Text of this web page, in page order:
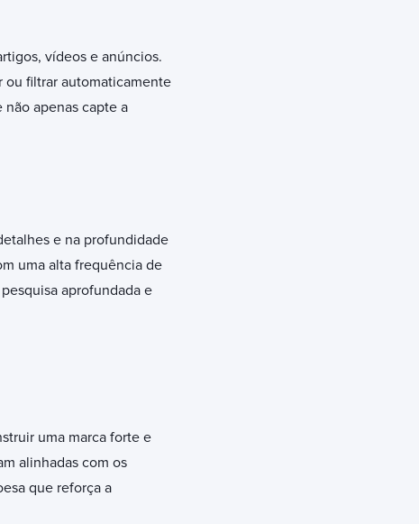
vídeos e anúncios.
ou filtrar automaticamente
apenas capte a
e na profundidade
uma alta frequência de
aprofundada e
uma marca forte e
alinhadas com os
que reforça a